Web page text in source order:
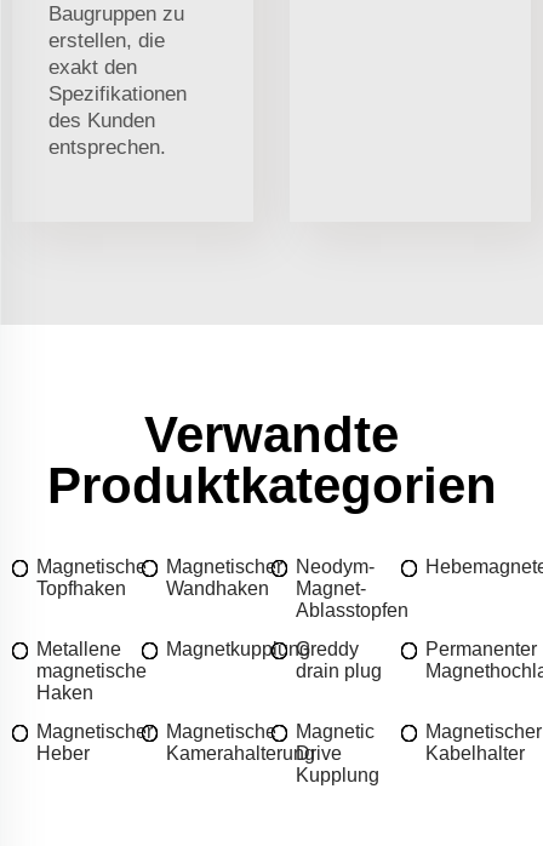
Baugruppen zu
erstellen, die
exakt den
Spezifikationen
des Kunden
entsprechen.
Verwandte
Produktkategorien
Magnetische
Topfhaken
Magnetischer
Wandhaken
Neodym-
Magnet-
Ablasstopfen
Metallene
magnetische
Haken
MagnetkupplungGreddy
drain plug
Permanenter
Magnetischer
Heber
Magnetische
Kamerahalterung
Magnetic
Drive
Kupplung
Magnetischer
Kabelhalter